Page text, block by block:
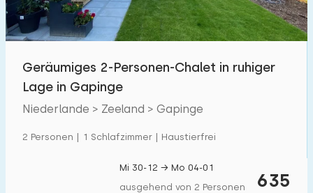
Im Ferienpark 1200 +
Einfamilienhaus
Ferienbauernhof
Villa
10
Geräumiges 2-Personen-Chalet in ruhiger
Lage in Gapinge
Niederlande > Zeeland > Gapinge
2 Personen | 1 Schlafzimmer | Haustierfrei
635
Mi 30-12 → Mo 04-01
ausgehend von 2 Personen